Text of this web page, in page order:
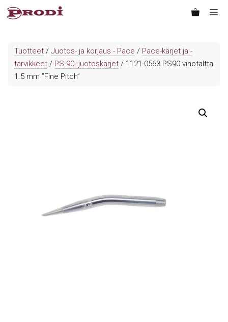
Siirry
sisältöön
Tuotteet / Juotos- ja korjaus - Pace / Pace-kärjet ja -
tarvikkeet / PS-90 -juotoskärjet / 1121-0563 PS90 vinotaltta
1.5 mm ”Fine Pitch”